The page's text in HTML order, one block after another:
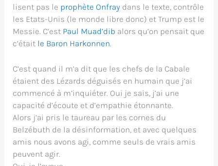
lisent pas le prophète Onfray dans le texte, contrôle
les Etats-Unis (le monde libre donc) et Trump est le
Messie. C’est Paul Muad’dib alors qu’on pensait que
c’était le Baron Harkonnen.
C’est quand il m’a dit que les chefs de la Cabale
étaient des Lézards déguisés en humain que j’ai
commencé à m’inquiéter. Oui je sais, j’ai une
capacité d’écoute et d’empathie étonnante.
Alors j’ai pris le taureau par les cornes du
Belzébuth de la désinformation, et avec quelques
amis nous avons agi, comme seuls de vrais amis
peuvent agir.